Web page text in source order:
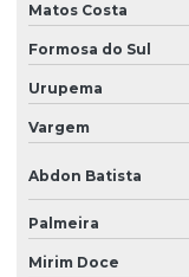
Matos Costa
Formosa do Sul
Urupema
Vargem
Abdon Batista
Palmeira
Mirim Doce